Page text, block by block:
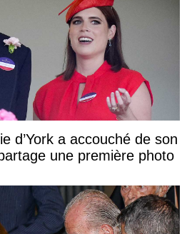
d’York a accouché de son
une première photo